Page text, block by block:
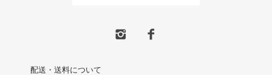
配送・送料について